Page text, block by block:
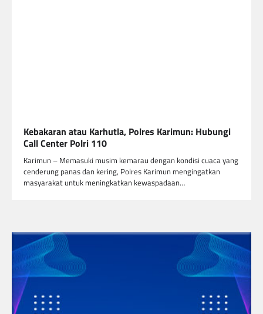
Kebakaran atau Karhutla, Polres Karimun: Hubungi
Call Center Polri 110
Karimun – Memasuki musim kemarau dengan kondisi cuaca yang
cenderung panas dan kering, Polres Karimun mengingatkan
masyarakat untuk meningkatkan kewaspadaan…